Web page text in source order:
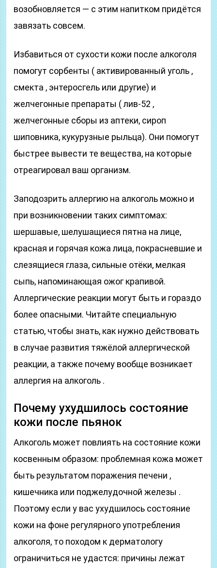
возобновляется — с этим напитком придётся
завязать совсем.
Избавиться от сухости кожи после алкоголя
помогут сорбенты ( активированный уголь ,
смекта , энтеросгель или другие) и
желчегонные препараты ( лив-52 ,
желчегонные сборы из аптеки, сироп
шиповника, кукурузные рыльца). Они помогут
быстрее вывести те вещества, на которые
отреагировал ваш организм.
Заподозрить аллергию на алкоголь можно и
при возникновении таких симптомах:
шершавые, шелушащиеся пятна на лице,
красная и горячая кожа лица, покрасневшие и
слезящиеся глаза, сильные отёки, мелкая
сыпь, напоминающая ожог крапивой.
Аллергические реакции могут быть и гораздо
более опасными. Читайте специальную
статью, чтобы знать, как нужно действовать
в случае развития тяжёлой аллергической
реакции, а также почему вообще возникает
аллергия на алкоголь .
Почему ухудшилось состояние
кожи после пьянок
Алкоголь может повлиять на состояние кожи
косвенным образом: проблемная кожа может
быть результатом поражения печени ,
кишечника или поджелудочной железы .
Поэтому если у вас ухудшилось состояние
кожи на фоне регулярного употребления
алкоголя, то походом к дерматологу
ограничиться не удастся: причины лежат